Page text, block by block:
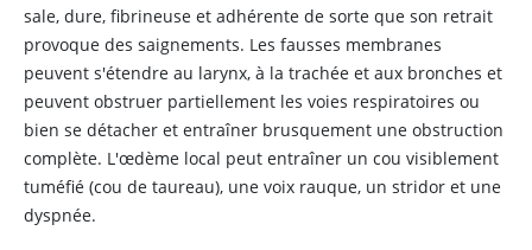
sale, dure, fibrineuse et adhérente de sorte que son retrait
provoque des saignements. Les fausses membranes
peuvent s'étendre au larynx, à la trachée et aux bronches et
peuvent obstruer partiellement les voies respiratoires ou
bien se détacher et entraîner brusquement une obstruction
complète. L'œdème local peut entraîner un cou visiblement
tuméfié (cou de taureau), une voix rauque, un stridor et une
dyspnée.